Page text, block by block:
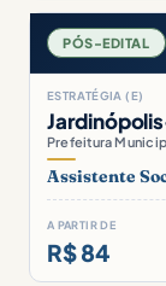
PÓS-EDITAL
ESTRATÉGIA (E)
Prefeitura
Assistente
A PARTIR DE
R$ 84